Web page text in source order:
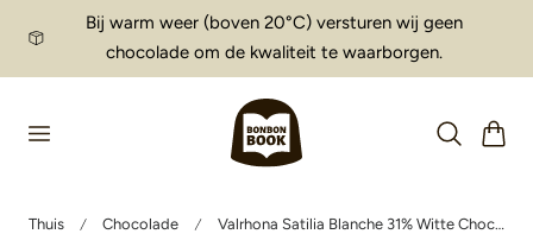
de inhoudBij warm weer (boven 20°C) versturen wij geen
chocolade om de kwaliteit te waarborgen.
Thuis Chocolade Valrhona Satilia Blanche 31% Witte Chocolade Fèves